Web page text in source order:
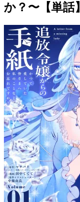
か？〜【単話